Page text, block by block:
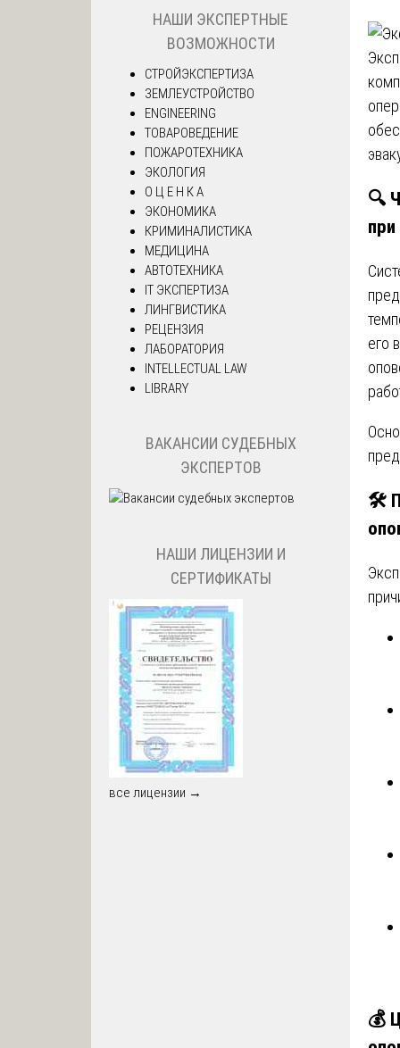
🔍
его
🛠️
💰
НАШИ ЭКСПЕРТНЫЕ
ВОЗМОЖНОСТИ
СТРОЙЭКСПЕРТИЗА
ЗЕМЛЕУСТРОЙСТВО
ENGINEERING
ТОВАРОВЕДЕНИЕ
ПОЖАРОТЕХНИКА
ЭКОЛОГИЯ
О Ц Е Н К А
ЭКОНОМИКА
КРИМИНАЛИСТИКА
МЕДИЦИНА
АВТОТЕХНИКА
IT ЭКСПЕРТИЗА
ЛИНГВИСТИКА
РЕЦЕНЗИЯ
ЛАБОРАТОРИЯ
INTELLECTUAL LAW
LIBRARY
ВАКАНСИИ СУДЕБНЫХ
ЭКСПЕРТОВ
НАШИ ЛИЦЕНЗИИ И
СЕРТИФИКАТЫ
все лицензии →